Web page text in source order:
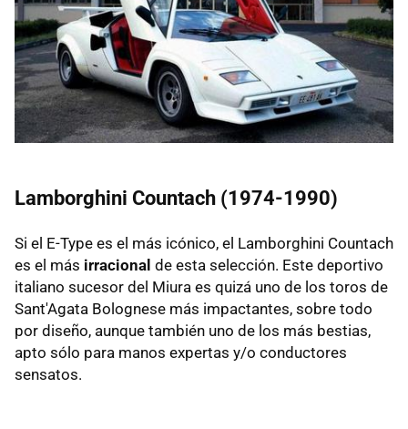
Lamborghini Countach (1974-1990)
Si el E-Type es el más icónico, el Lamborghini Countach
es el más irracional de esta selección. Este deportivo
italiano sucesor del Miura es quizá uno de los toros de
Sant'Agata Bolognese más impactantes, sobre todo
por diseño, aunque también uno de los más bestias,
apto sólo para manos expertas y/o conductores
sensatos.